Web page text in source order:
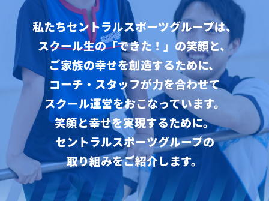
私たちセントラルスポーツグループは、
スクール生の「できた！」の笑顔と、
ご家族の幸せを創造するために、
コーチ・スタッフが力を合わせて
スクール運営をおこなっています。
笑顔と幸せを実現するために。
セントラルスポーツグループの
取り組みをご紹介します。